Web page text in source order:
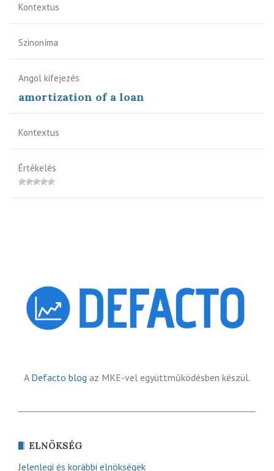
Kontextus
Szinoníma
Angol kifejezés
amortization of a loan
Kontextus
Értékelés
A Defacto blog az MKE-vel együttműködésben készül.
ELNÖKSÉG
Jelenlegi és korábbi elnökségek